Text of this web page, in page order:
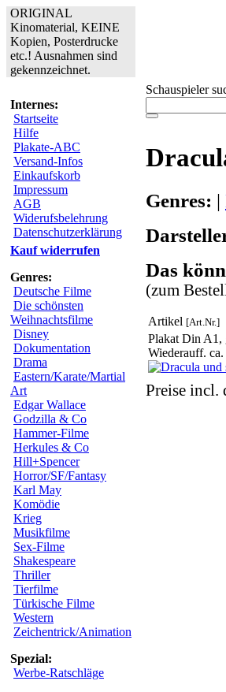
ORIGINAL
Kinomaterial, KEINE
Kopien, Posterdrucke
etc.! Ausnahmen sind
gekennzeichnet.
Internes:
Startseite
Hilfe
Plakate-ABC
Versand-Infos
Einkaufskorb
Impressum
AGB
Widerufsbelehrung
Datenschutzerklärung
Kauf widerrufen
Genres:
Deutsche Filme
Die schönsten
Weihnachtsfilme
Disney
Dokumentation
Drama
Eastern/Karate/Martial
Art
Edgar Wallace
Godzilla & Co
Hammer-Filme
Herkules & Co
Hill+Spencer
Horror/SF/Fantasy
Karl May
Komödie
Krieg
Musikfilme
Sex-Filme
Shakespeare
Thriller
Tierfilme
Türkische Filme
Western
Zeichentrick/Animation
Spezial:
Werbe-Ratschläge
Schauspieler
Genres: |
Das
(zum
Artikel [Art.Nr.]
Plakat Din A1,
Wiederauff.
Preise incl.